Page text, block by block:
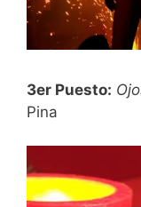
3er Puesto:
Pina